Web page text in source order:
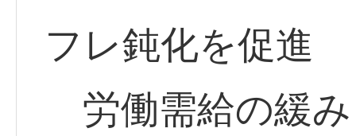
フレ鈍化を促進
労働需給の緩み